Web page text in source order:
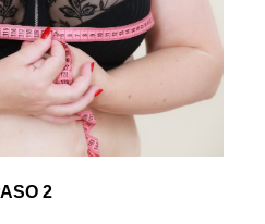
2